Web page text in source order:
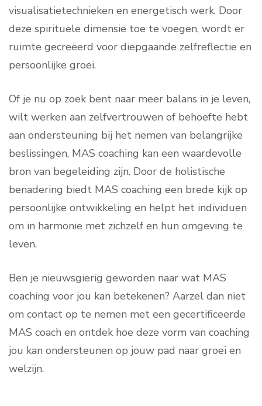
visualisatietechnieken en energetisch werk. Door
deze spirituele dimensie toe te voegen, wordt er
ruimte gecreëerd voor diepgaande zelfreflectie en
persoonlijke groei.
Of je nu op zoek bent naar meer balans in je leven,
wilt werken aan zelfvertrouwen of behoefte hebt
aan ondersteuning bij het nemen van belangrijke
beslissingen, MAS coaching kan een waardevolle
bron van begeleiding zijn. Door de holistische
benadering biedt MAS coaching een brede kijk op
persoonlijke ontwikkeling en helpt het individuen
om in harmonie met zichzelf en hun omgeving te
leven.
Ben je nieuwsgierig geworden naar wat MAS
coaching voor jou kan betekenen? Aarzel dan niet
om contact op te nemen met een gecertificeerde
MAS coach en ontdek hoe deze vorm van coaching
jou kan ondersteunen op jouw pad naar groei en
welzijn.